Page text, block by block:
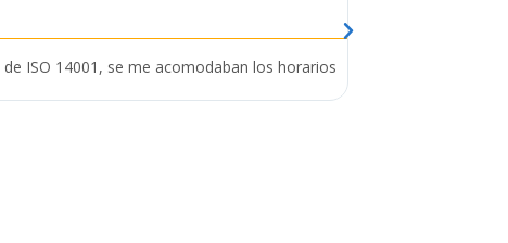
ISO 14001, se me acomodaban los horarios